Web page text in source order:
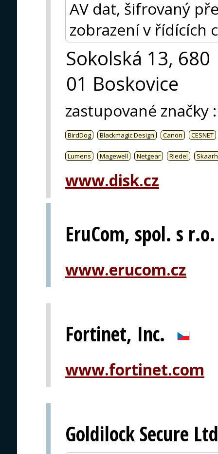
AV dat, šifrovaný
zobrazení v řídících
Sokolská 13, 680
01 Boskovice
zastupované značky :
BirdDog Blackmagic Design Canon CESNET
Lumens Magewell Netgear Riedel
www.disk.cz
EruCom, spol. s r.o.
www.erucom.cz
Fortinet, Inc.
www.fortinet.com
Goldilock Secure